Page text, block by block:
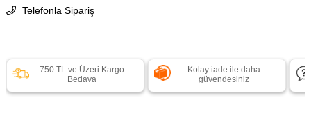
Telefonla Sipariş
750 TL ve Üzeri Kargo
Bedava
Kolay iade ile daha
güvendesiniz